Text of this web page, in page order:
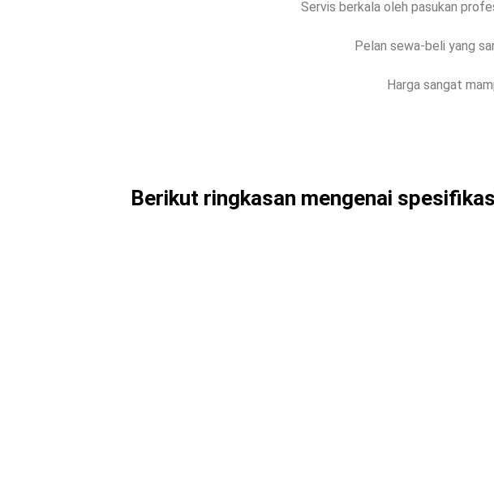
Servis berkala oleh pasukan
Pelan sewa-beli yang
Harga sangat
Berikut ringkasan mengenai